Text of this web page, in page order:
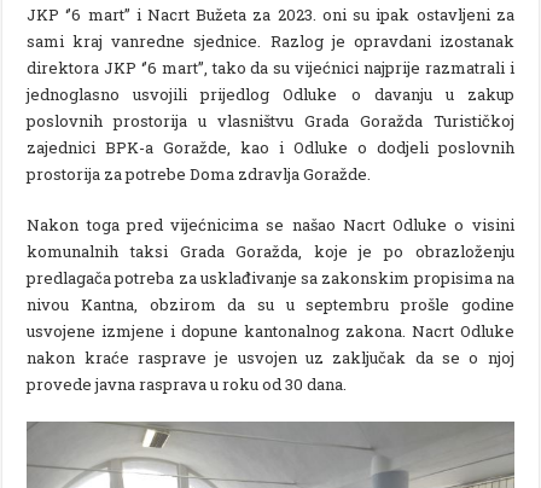
JKP ‘’6 mart’’ i Nacrt Bužeta za 2023. oni su ipak ostavljeni za
sami kraj vanredne sjednice. Razlog je opravdani izostanak
direktora JKP ‘’6 mart’’, tako da su vijećnici najprije razmatrali i
jednoglasno usvojili prijedlog Odluke o davanju u zakup
poslovnih prostorija u vlasništvu Grada Goražda Turističkoj
zajednici BPK-a Goražde, kao i Odluke o dodjeli poslovnih
prostorija za potrebe Doma zdravlja Goražde.
Nakon toga pred vijećnicima se našao Nacrt Odluke o visini
komunalnih taksi Grada Goražda, koje je po obrazloženju
predlagača potreba za usklađivanje sa zakonskim propisima na
nivou Kantna, obzirom da su u septembru prošle godine
usvojene izmjene i dopune kantonalnog zakona. Nacrt Odluke
nakon kraće rasprave je usvojen uz zaključak da se o njoj
provede javna rasprava u roku od 30 dana.